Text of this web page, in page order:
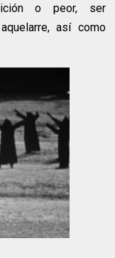
o peor, ser
así como